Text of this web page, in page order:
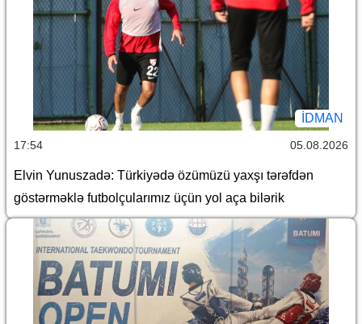
İDMAN
17:54 05.08.2026
Elvin Yunuszadə: Türkiyədə özümüzü yaxşı tərəfdən
göstərməklə futbolçularımız üçün yol aça bilərik